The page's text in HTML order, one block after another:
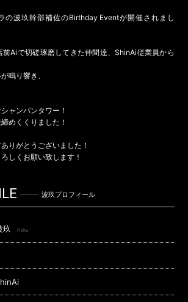
の波玖幹部補佐のBirthday Eventが開催されまし
前Aiで切磋琢磨してきた仲間達、ShinAi従業員から
鳴り響き、
ャンパンタワー！
めくくりました！
りがとうございました！
しくお願い致します！
波玖プロフィール
玖 haku